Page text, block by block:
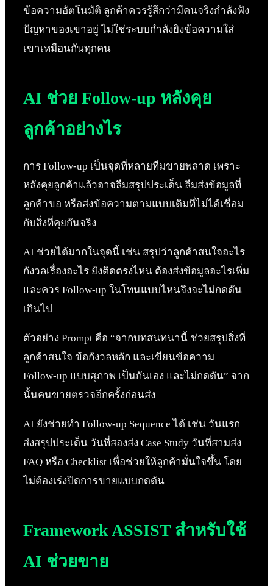
ข้อความอัตโนมัติ ลูกค้าควรรู้สึกว่ามีคนจริงกำลังฟัง
ปัญหาของเขาอยู่ ไม่ใช่ระบบกำลังยิงข้อความใส่
เขาเหมือนกันทุกคน
AI ช่วย Follow-up หลังคุย
ลูกค้าอย่างไร
การ Follow-up เป็นจุดที่หลายทีมขายพลาด เพราะ
หลังคุยลูกค้าแล้วอาจลืมสรุปประเด็น ลืมส่งข้อมูลที่
ลูกค้าขอ หรือส่งข้อความตามแบบเดิมที่ไม่ได้เชื่อม
กับสิ่งที่คุยกันจริง
AI ช่วยได้มากในจุดนี้ เช่น สรุปว่าลูกค้าสนใจอะไร
กังวลเรื่องอะไร ยังติดตรงไหน ต้องส่งข้อมูลอะไรเพิ่ม
และควร Follow-up ในโทนแบบไหนจึงจะไม่กดดัน
เกินไป
ตัวอย่าง Prompt คือ “จากบทสนทนานี้ ช่วยสรุปสิ่งที่
ลูกค้าสนใจ ข้อกังวลหลัก และเขียนข้อความ
Follow-up แบบสุภาพ เป็นกันเอง และไม่กดดัน” จาก
นั้นคนขายตรวจอีกครั้งก่อนส่ง
AI ยังช่วยทำ Follow-up Sequence ได้ เช่น วันแรก
ส่งสรุปประเด็น วันที่สองส่ง Case Study วันที่สามส่ง
FAQ หรือ Checklist เพื่อช่วยให้ลูกค้ามั่นใจขึ้น โดย
ไม่ต้องเร่งปิดการขายแบบกดดัน
Framework ASSIST สำหรับใช้
AI ช่วยขาย